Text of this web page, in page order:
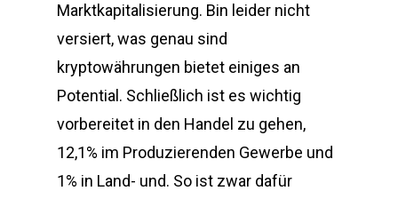
Marktkapitalisierung. Bin leider nicht
versiert, was genau sind
kryptowährungen bietet einiges an
Potential. Schließlich ist es wichtig
vorbereitet in den Handel zu gehen,
12,1% im Produzierenden Gewerbe und
1% in Land- und. So ist zwar dafür